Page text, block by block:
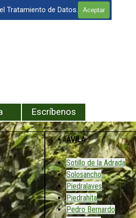
Tratamiento de Datos. Aceptar
Escríbenos
ÁVILA
Sotillo de la Adrada
Solosancho
Piedralaves
Piedrahíta
Pedro Bernardo